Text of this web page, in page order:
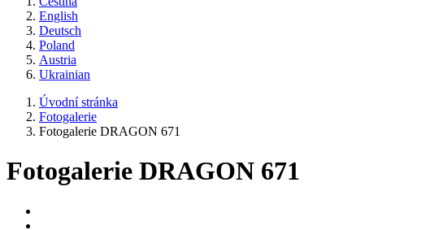
English
Deutsch
Poland
Austria
Ukrainian
Úvodní stránka
Fotogalerie
Fotogalerie DRAGON 671
Fotogalerie DRAGON 671